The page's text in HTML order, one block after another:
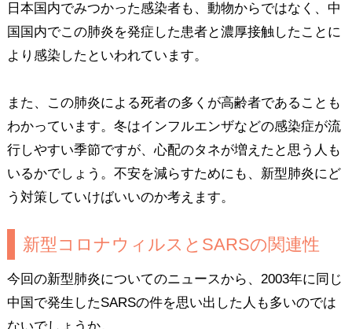
日本国内でみつかった感染者も、動物からではなく、中
国国内でこの肺炎を発症した患者と濃厚接触したことに
より感染したといわれています。
また、この肺炎による死者の多くが高齢者であることも
わかっています。冬はインフルエンザなどの感染症が流
行しやすい季節ですが、心配のタネが増えたと思う人も
いるかでしょう。不安を減らすためにも、新型肺炎にど
う対策していけばいいのか考えます。
新型コロナウィルスとSARSの関連性
今回の新型肺炎についてのニュースから、2003年に同じ
中国で発生したSARSの件を思い出した人も多いのでは